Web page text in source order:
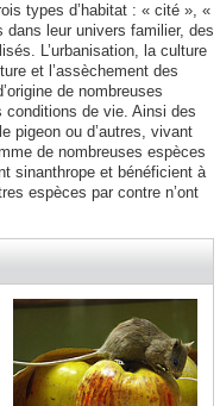
types d’habitat : « cité », «
leur univers familier, des
L’urbanisation, la culture
et l’assèchement des
de nombreuses
conditions de vie. Ainsi des
pigeon ou d’autres, vivant
de nombreuses espèces
sinanthrope et bénéficient à
espèces par contre n’ont